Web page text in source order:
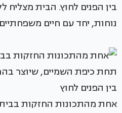
בין הפנים לחוץ. הבית מצליח
נוחות, יחד עם חיים
אחת מהתכונות החזקות